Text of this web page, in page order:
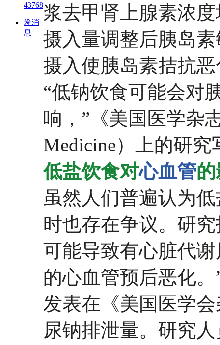
43768
发消
息
浆去甲肾上腺素浓
摄入量调整后胰岛
摄入使胰岛素拮抗
“低钠饮食可能会对
响，”《美国医学杂
Medicine）上的研究
低盐饮食对心血管
虽然人们普遍认为
时也存在争议。研
可能导致有心脏代
的心血管预后恶化。
发表在《美国医学
尿钠排泄量。研究